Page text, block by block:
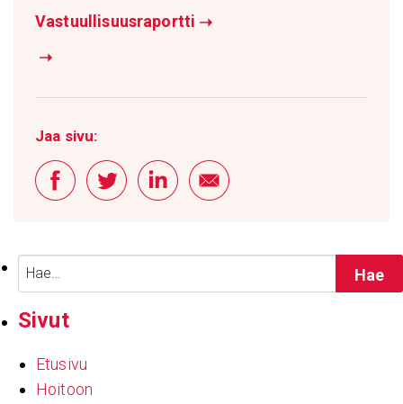
Vastuullisuusraportti ➝
➝
Jaa sivu:
Haku:
Sivut
Etusivu
Hoitoon